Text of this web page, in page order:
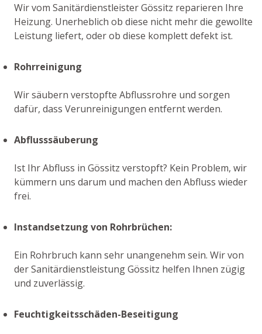
Wir vom Sanitärdienstleister Gössitz reparieren Ihre
Heizung. Unerheblich ob diese nicht mehr die gewollte
Leistung liefert, oder ob diese komplett defekt ist.
Rohrreinigung
Wir säubern verstopfte Abflussrohre und sorgen
dafür, dass Verunreinigungen entfernt werden.
Abflusssäuberung
Ist Ihr Abfluss in Gössitz verstopft? Kein Problem, wir
kümmern uns darum und machen den Abfluss wieder
frei.
Instandsetzung von Rohrbrüchen:
Ein Rohrbruch kann sehr unangenehm sein. Wir von
der Sanitärdienstleistung Gössitz helfen Ihnen zügig
und zuverlässig.
Feuchtigkeitsschäden-Beseitigung